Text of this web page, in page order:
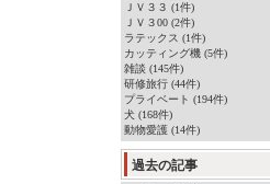
ＪＶ３３ (1件)
ＪＶ３00 (2件)
ラテックス (1件)
カッティング機 (5件)
雑談 (145件)
研修旅行 (44件)
プライベート (194件)
犬 (168件)
動物愛護 (14件)
過去の記事